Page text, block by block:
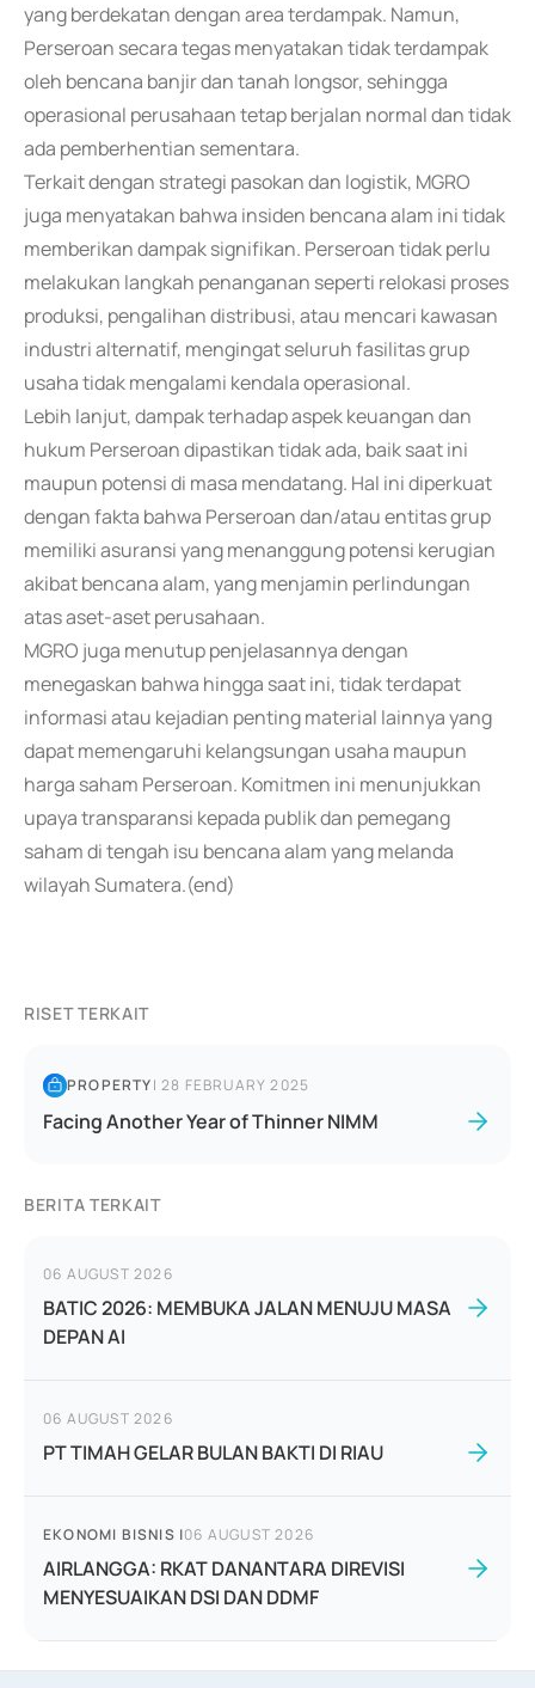
yang berdekatan dengan area terdampak. Namun,
Perseroan secara tegas menyatakan tidak terdampak
oleh bencana banjir dan tanah longsor, sehingga
operasional perusahaan tetap berjalan normal dan tidak
ada pemberhentian sementara.
Terkait dengan strategi pasokan dan logistik, MGRO
juga menyatakan bahwa insiden bencana alam ini tidak
memberikan dampak signifikan. Perseroan tidak perlu
melakukan langkah penanganan seperti relokasi proses
produksi, pengalihan distribusi, atau mencari kawasan
industri alternatif, mengingat seluruh fasilitas grup
usaha tidak mengalami kendala operasional.
Lebih lanjut, dampak terhadap aspek keuangan dan
hukum Perseroan dipastikan tidak ada, baik saat ini
maupun potensi di masa mendatang. Hal ini diperkuat
dengan fakta bahwa Perseroan dan/atau entitas grup
memiliki asuransi yang menanggung potensi kerugian
akibat bencana alam, yang menjamin perlindungan
atas aset-aset perusahaan.
MGRO juga menutup penjelasannya dengan
menegaskan bahwa hingga saat ini, tidak terdapat
informasi atau kejadian penting material lainnya yang
dapat memengaruhi kelangsungan usaha maupun
harga saham Perseroan. Komitmen ini menunjukkan
upaya transparansi kepada publik dan pemegang
saham di tengah isu bencana alam yang melanda
wilayah Sumatera.(end)
RISET TERKAIT
PROPERTY|28 FEBRUARY 2025
Facing Another Year of Thinner NIMM
BERITA TERKAIT
06 AUGUST 2026
BATIC 2026: MEMBUKA JALAN MENUJU MASA
DEPAN AI
06 AUGUST 2026
PT TIMAH GELAR BULAN BAKTI DI RIAU
EKONOMI BISNIS |06 AUGUST 2026
AIRLANGGA: RKAT DANANTARA DIREVISI
MENYESUAIKAN DSI DAN DDMF